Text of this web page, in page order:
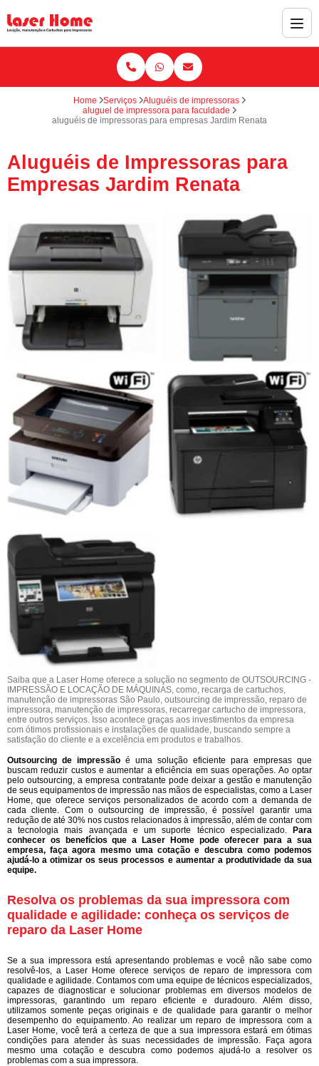
Home Serviços
Aluguéis de impressoras
aluguel de impressora para faculdade
aluguéis de impressoras para empresas Jardim Renata
Aluguéis de Impressoras para
Empresas Jardim Renata
Saiba que a Laser Home oferece a solução no segmento de OUTSOURCING -
IMPRESSÃO E LOCAÇÃO DE MÁQUINAS, como, recarga de cartuchos,
manutenção de impressoras São Paulo, outsourcing de impressão, reparo de
impressora, manutenção de impressoras, recarregar cartucho de impressora,
entre outros serviços. Isso acontece graças aos investimentos da empresa
com ótimos profissionais e instalações de qualidade, buscando sempre a
satisfação do cliente e a excelência em produtos e trabalhos.
Outsourcing de impressão é uma solução eficiente para empresas que
buscam reduzir custos e aumentar a eficiência em suas operações. Ao optar
pelo outsourcing, a empresa contratante pode deixar a gestão e manutenção
de seus equipamentos de impressão nas mãos de especialistas, como a Laser
Home, que oferece serviços personalizados de acordo com a demanda de
cada cliente. Com o outsourcing de impressão, é possível garantir uma
redução de até 30% nos custos relacionados à impressão, além de contar com
a tecnologia mais avançada e um suporte técnico especializado. Para
conhecer os benefícios que a Laser Home pode oferecer para a sua
empresa, faça agora mesmo uma cotação e descubra como podemos
ajudá-lo a otimizar os seus processos e aumentar a produtividade da sua
equipe.
Resolva os problemas da sua impressora com
qualidade e agilidade: conheça os serviços de
reparo da Laser Home
Se a sua impressora está apresentando problemas e você não sabe como
resolvê-los, a Laser Home oferece serviços de reparo de impressora com
qualidade e agilidade. Contamos com uma equipe de técnicos especializados,
capazes de diagnosticar e solucionar problemas em diversos modelos de
impressoras, garantindo um reparo eficiente e duradouro. Além disso,
utilizamos somente peças originais e de qualidade para garantir o melhor
desempenho do equipamento. Ao realizar um reparo de impressora com a
Laser Home, você terá a certeza de que a sua impressora estará em ótimas
condições para atender às suas necessidades de impressão. Faça agora
mesmo uma cotação e descubra como podemos ajudá-lo a resolver os
problemas com a sua impressora.